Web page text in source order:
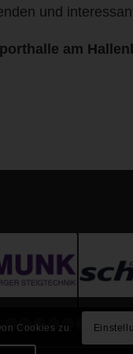
und
am
2 3 4
Cookies zu.